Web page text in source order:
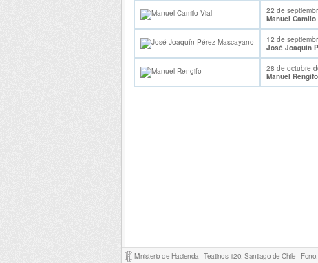
22 de
Manuel Camilo
12 de
José Joaquín
28 de octubre
Manuel Rengifo
Ministerio de Hacienda - Teatinos 120, Santiago de Chile -